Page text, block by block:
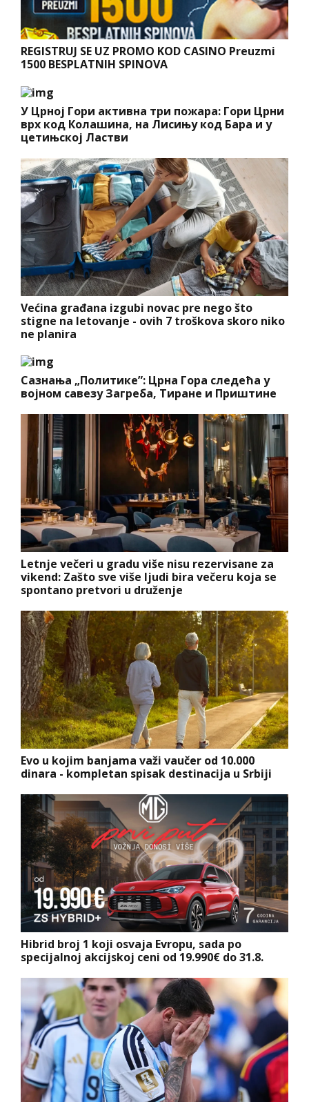
REGISTRUJ SE UZ PROMO KOD CASINO Preuzmi
1500 BESPLATNIH SPINOVA
У Црној Гори активна три пожара: Гори Црни
врх код Колашина, на Лисињу код Бара и у
цетињској Ластви
Većina građana izgubi novac pre nego što
stigne na letovanje - ovih 7 troškova skoro niko
ne planira
Сазнања „Политике”: Црна Гора следећа у
војном савезу Загреба, Тиране и Приштине
Letnje večeri u gradu više nisu rezervisane za
vikend: Zašto sve više ljudi bira večeru koja se
spontano pretvori u druženje
Evo u kojim banjama važi vaučer od 10.000
dinara - kompletan spisak destinacija u Srbiji
Hibrid broj 1 koji osvaja Evropu, sada po
specijalnoj akcijskoj ceni od 19.990€ do 31.8.